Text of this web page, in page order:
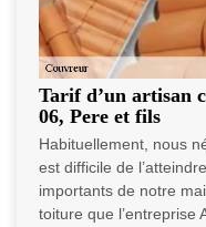
Tarif d’un artisan
06, Pere et fils
Habituellement, nous
est difficile de
importants de notre
toiture que l’entreprise